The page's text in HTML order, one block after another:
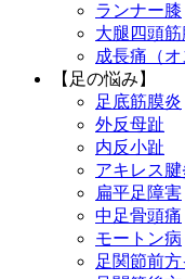
ランナー膝
大腿四頭筋
成長痛（
【足の悩み】
足底筋膜炎
外反母趾
内反小趾
アキレス腱
扁平足障害
中足骨頭痛
モートン病
足関節前